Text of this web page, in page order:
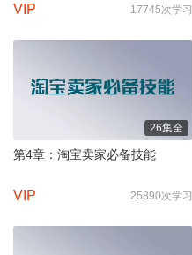
VIP 17745次学习
26集全
第4章：淘宝卖家必备技能
VIP 25890次学习